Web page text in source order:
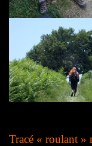
Tracé « roulant »